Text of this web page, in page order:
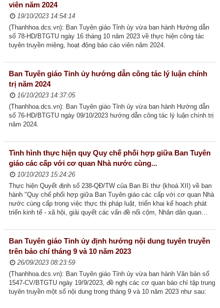
viên năm 2024
19/10/2023 14:54:14
(Thanhhoa.dcs.vn): Ban Tuyên giáo Tỉnh ủy vừa ban hành Hướng dẫn
số 78-HD/BTGTU ngày 16 tháng 10 năm 2023 về thực hiện công tác
tuyên truyền miệng, hoạt động báo cáo viên năm 2024.
Ban Tuyên giáo Tỉnh ủy hướng dẫn công tác lý luận chính
trị năm 2024
16/10/2023 14:37:05
(Thanhhoa.dcs.vn): Ban Tuyên giáo Tỉnh ủy vừa ban hành Hướng dẫn
số 76-HD/BTGTU ngày 09/10/2023 hướng dẫn công tác lý luận chính trị
năm 2024.
Tình hình thực hiện quy Quy chế phối hợp giữa Ban Tuyên
giáo các cấp với cơ quan Nhà nước cùng...
10/10/2023 15:24:26
Thực hiện Quyết định số 238-QĐ/TW của Ban Bí thư (khoá XII) về ban
hành "Quy chế phối hợp giữa Ban Tuyên giáo các cấp với cơ quan Nhà
nước cùng cấp trong việc thực thi pháp luật, triển khai kế hoạch phát
triển kinh tế - xã hội, giải quyết các vấn đề nối cộm, Nhân dân quan
Ban Tuyên giáo Tỉnh ủy định hướng nội dung tuyên truyền
trên báo chí tháng 9 và 10 năm 2023
26/09/2023 08:23:59
(Thanhhoa.dcs.vn): Ban Tuyên giáo Tỉnh ủy vừa ban hành Văn bản số
1547-CV/BTGTU ngày 19/9/2023, đề nghị các cơ quan báo chí tập trung
tuyên truyền một số nội dung trong tháng 9 và 10 năm 2023 như sau: